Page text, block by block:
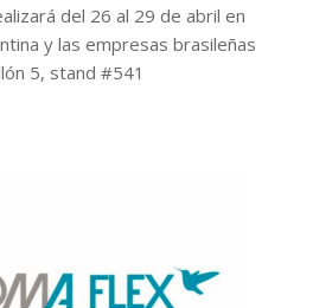
del 26 al 29 de abril en
y las empresas brasileñas
5, stand #541